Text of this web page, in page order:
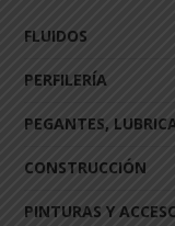
FLUIDOS
PERFILERÍA
PEGANTES,
CONSTRUCCIÓN
PINTURAS Y